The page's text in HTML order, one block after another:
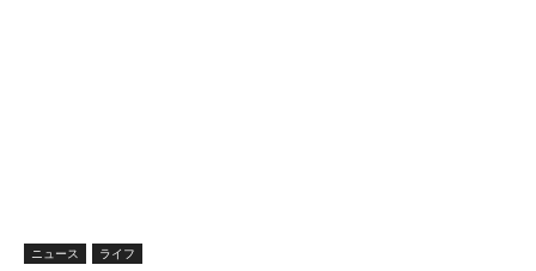
ニュース ライフ